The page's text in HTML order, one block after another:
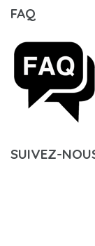
FAQ
SUIVEZ-